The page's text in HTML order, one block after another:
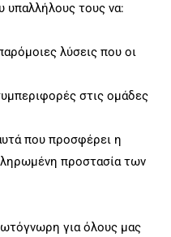
υπαλλήλους τους να:
λύσεις που οι
στις ομάδες
που προσφέρει η
προστασία των
για όλους μας